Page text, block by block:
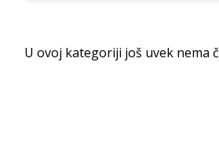
U ovoj kategoriji još uvek nema